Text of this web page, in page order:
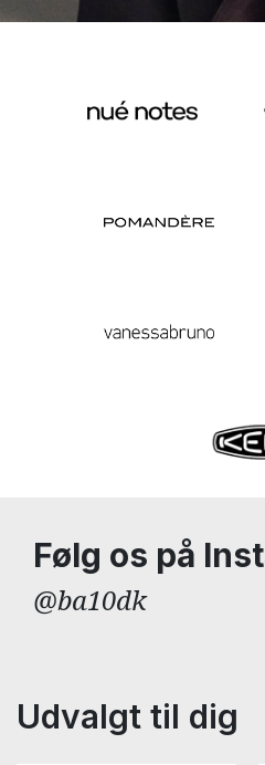
Følg os på
@ba10dk
Udvalgt til dig